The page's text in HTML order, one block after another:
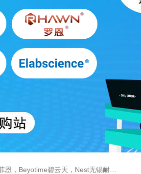
伊莱瑞特，Macklin麦克林生物，Cobioer科佰生物